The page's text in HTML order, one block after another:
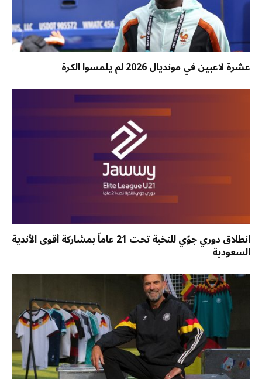
عشرة لاعبين في مونديال 2026 لم يلمسوا الكرة
انطلاق دوري جوّي للنخبة تحت 21 عاماً بمشاركة أقوى الأندية
السعودية